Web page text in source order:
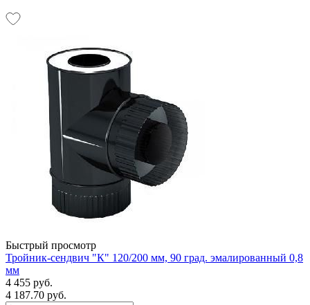
Быстрый просмотр
Тройник-сендвич "К" 120/200 мм, 90 град. эмалированный 0,8
мм
4 455 руб.
4 187.70 руб.